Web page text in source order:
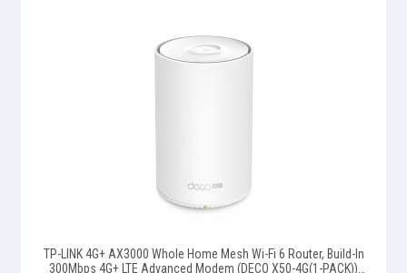
TP-LINK 4G+ AX3000 Whole Home Mesh Wi-Fi 6 Router, Build-In
300Mbps 4G+ LTE Advanced Modem (DECO X50-4G(1-PACK))